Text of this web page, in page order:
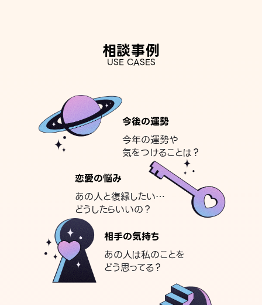
相談事例
USE CASES
今後の運勢
今年の運勢や
気をつけることは？
恋愛の悩み
あの人と復縁したい…
どうしたらいいの？
相手の気持ち
あの人は私のことを
どう思ってる？